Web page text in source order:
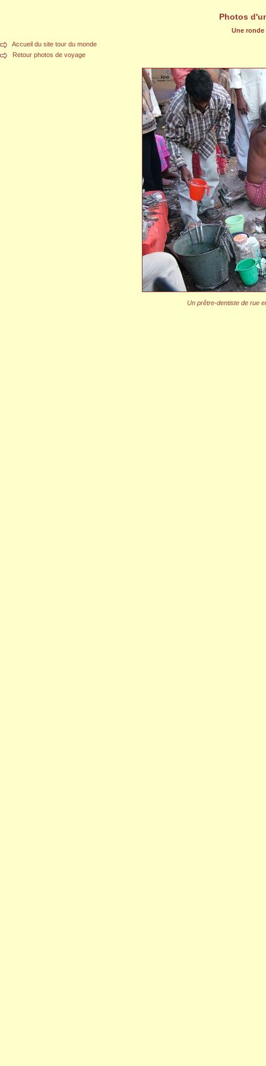
Photos
Une
Accueil du site tour du monde
Retour photos de voyage
Un prêtre-dentiste de rue